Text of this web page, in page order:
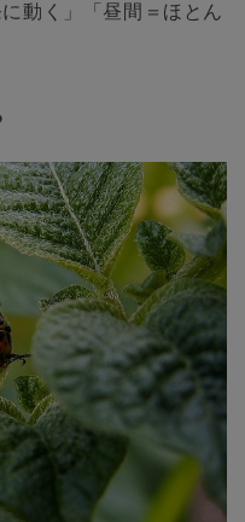
動く」「昼間＝ほとん